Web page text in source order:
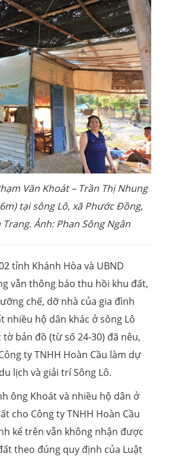
Văn Khoát – Trần Thị Nhung
tại sông Lô, xã Phước Đồng,
Ảnh: Phan Sông Ngân
tỉnh Khánh Hòa và UBND
vẫn thông báo thu hồi khu đất,
chế, dỡ nhà của gia đình
nhiều hộ dân khác ở sông Lô
bản đồ (từ số 24-30) đã nêu,
ty TNHH Hoàn Cầu làm dự
lịch và giải trí Sông Lô.
ông Khoát và nhiều hộ dân ở
cho Công ty TNHH Hoàn Cầu
kể trên vẫn không nhận được
theo đúng quy định của Luật